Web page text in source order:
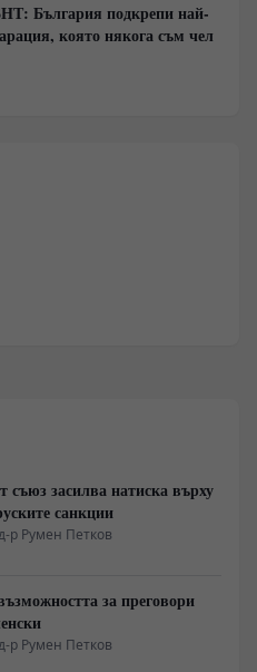
България подкрепи най-
която някога съм чел
съюз засилва натиска върху
санкции
р Румен Петков
за преговори
р Румен Петков